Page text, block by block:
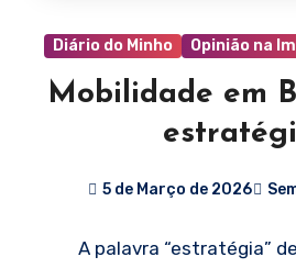
Diário do Minho Opinião na
Mobilidade em
5 de Março de 2026
A palavra “estratégia”